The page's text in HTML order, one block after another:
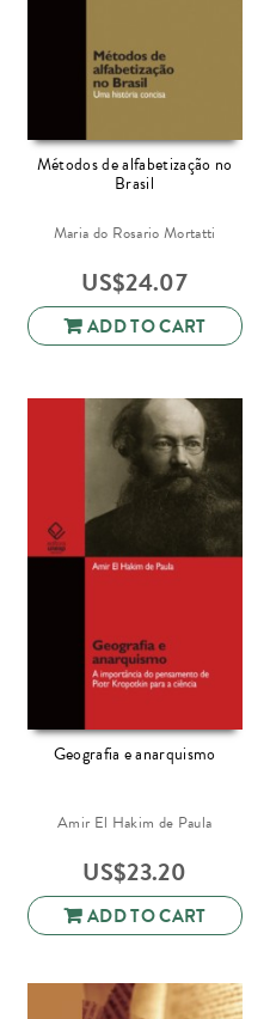
Métodos de alfabetização no
Brasil
Maria do Rosario Mortatti
US$24.07
ADD TO CART
Geografia e anarquismo
Amir El Hakim de Paula
US$23.20
ADD TO CART